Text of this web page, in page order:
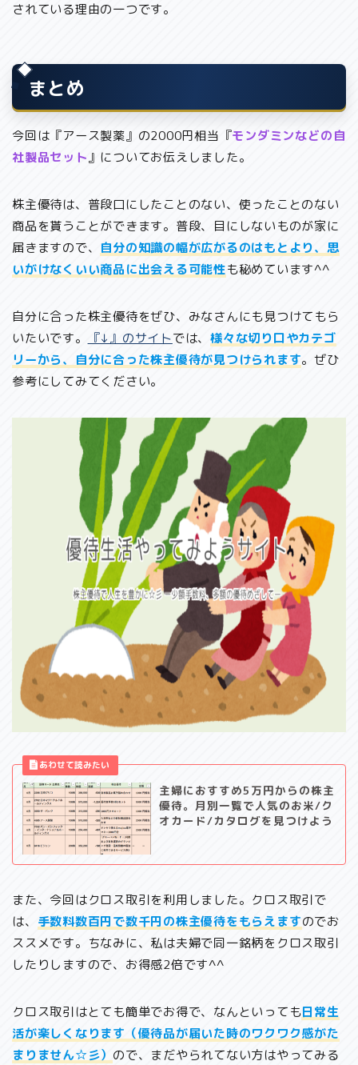
されている理由の一つです。
まとめ
今回は『アース製薬』の2000円相当『モンダミンなどの自
社製品セット』についてお伝えしました。
株主優待は、普段口にしたことのない、使ったことのない
商品を貰うことができます。普段、目にしないものが家に
届きますので、 自分の知識の幅が広がるのはもとより、思
いがけなくいい商品に出会える可能性も秘めています^^
自分に合った株主優待をぜひ、みなさんにも見つけてもら
いたいです。
『↓』のサイトでは、様々な切り口やカテゴ
リーから、自分に合った株主優待が見つけられます。ぜひ
参考にしてみてください。
主婦におすすめ5万円からの株主
優待。月別一覧で人気のお米/ク
オカード/カタログを見つけよう
また、今回はクロス取引を利用しました。クロス取引で
は、 手数料数百円で数千円の株主優待をもらえますのでお
ススメです。ちなみに、私は夫婦で同一銘柄をクロス取引
したりしますので、お得感2倍です^^
クロス取引はとても簡単でお得で、なんといっても日常生
活が楽しくなります（優待品が届いた時のワクワク感がた
まりません☆彡） ので、まだやられてない方はやってみる